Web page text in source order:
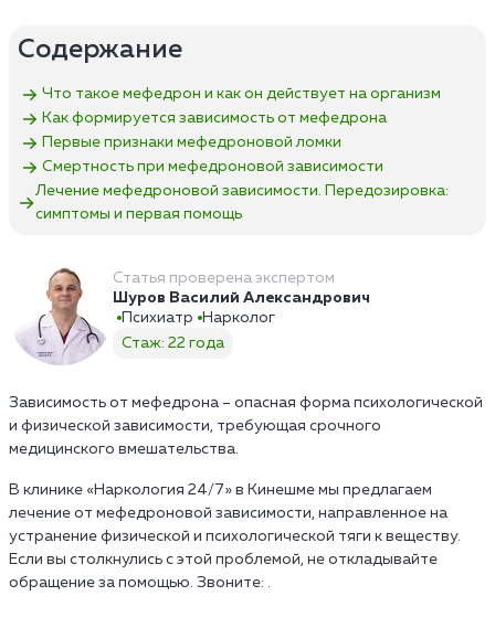
Содержание
Что такое мефедрон и как он действует на организм
Как формируется зависимость от мефедрона
Первые признаки мефедроновой ломки
Смертность при мефедроновой зависимости
Лечение мефедроновой зависимости. Передозировка:
симптомы и первая помощь
Статья проверена экспертом
Шуров Василий Александрович
Психиатр
Нарколог
Стаж: 22 года
Зависимость от мефедрона – опасная форма психологической
и физической зависимости, требующая срочного
медицинского вмешательства.
В клинике «Наркология 24/7» в Кинешме мы предлагаем
лечение от мефедроновой зависимости, направленное на
устранение физической и психологической тяги к веществу.
Если вы столкнулись с этой проблемой, не откладывайте
обращение за помощью. Звоните: .